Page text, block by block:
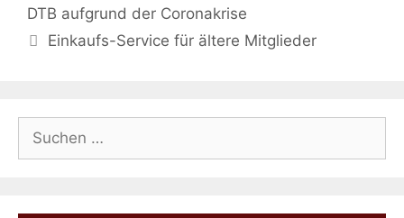
DTB aufgrund der Coronakrise
Einkaufs-Service für ältere Mitglieder